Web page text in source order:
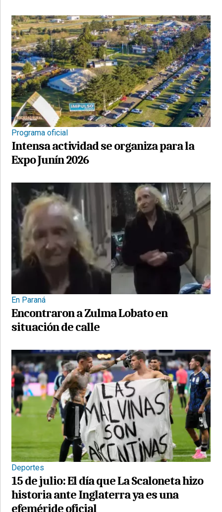
Programa oficial
Intensa actividad se organiza para la
Expo Junín 2026
En Paraná
Encontraron a Zulma Lobato en
situación de calle
Deportes
15 de julio: El día que La Scaloneta hizo
historia ante Inglaterra ya es una
efeméride oficial